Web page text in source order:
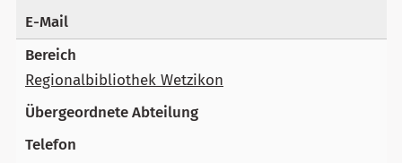
Regionalbibliothek Wetzikon